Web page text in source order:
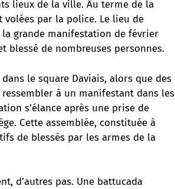
lieux de la ville. Au terme de la
volées par la police. Le lieu de
la grande manifestation de février
blessé de nombreuses personnes.
le square Daviais, alors que des
à un manifestant dans les
s’élance après une prise de
Cette assemblée, constituée à
de blessés par les armes de la
d’autres pas. Une battucada